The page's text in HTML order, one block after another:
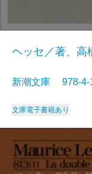
ヘッセ／著、高
新潮文庫 978-
文庫電子書籍あり